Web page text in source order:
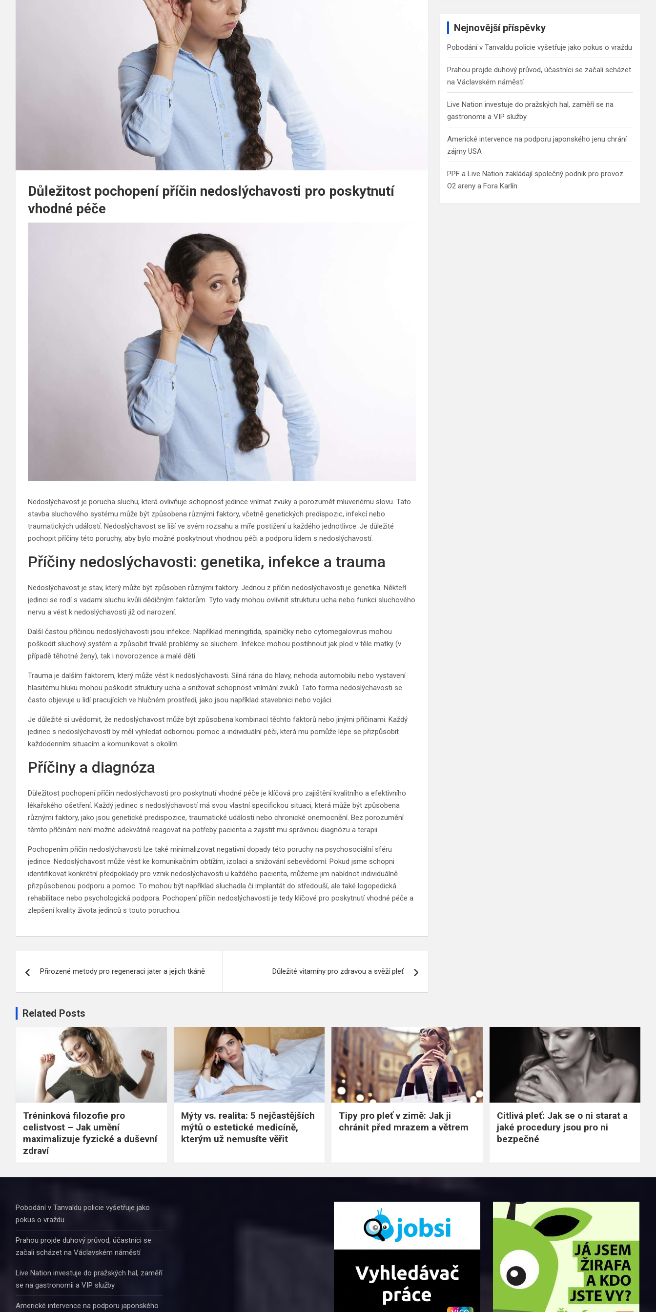
Důležitost pochopení příčin nedoslýchavosti pro poskytnutí
vhodné péče
Nedoslýchavost je porucha sluchu, která ovlivňuje schopnost jedince vnímat zvuky a porozumět mluvenému slovu. Tato
stavba sluchového systému může být způsobena různými faktory, včetně genetických predispozic, infekcí nebo
traumatických událostí. Nedoslýchavost se liší ve svém rozsahu a míře postižení u každého jednotlivce. Je důležité
pochopit příčiny této poruchy, aby bylo možné poskytnout vhodnou péči a podporu lidem s nedoslýchavostí.
Příčiny nedoslýchavosti: genetika, infekce a trauma
Nedoslýchavost je stav, který může být způsoben různými faktory. Jednou z příčin nedoslýchavosti je genetika. Někteří
jedinci se rodí s vadami sluchu kvůli dědičným faktorům. Tyto vady mohou ovlivnit strukturu ucha nebo funkci sluchového
nervu a vést k nedoslýchavosti již od narození.
Další častou příčinou nedoslýchavosti jsou infekce. Například meningitida, spalničky nebo cytomegalovirus mohou
poškodit sluchový systém a způsobit trvalé problémy se sluchem. Infekce mohou postihnout jak plod v těle matky (v
případě těhotné ženy), tak i novorozence a malé děti.
Trauma je dalším faktorem, který může vést k nedoslýchavosti. Silná rána do hlavy, nehoda automobilu nebo vystavení
hlasitému hluku mohou poškodit struktury ucha a snižovat schopnost vnímání zvuků. Tato forma nedoslýchavosti se
často objevuje u lidí pracujících ve hlučném prostředí, jako jsou například stavebnici nebo vojáci.
Je důležité si uvědomit, že nedoslýchavost může být způsobena kombinací těchto faktorů nebo jinými příčinami. Každý
jedinec s nedoslýchavostí by měl vyhledat odbornou pomoc a individuální péči, která mu pomůže lépe se přizpůsobit
každodenním situacím a komunikovat s okolím.
Příčiny a diagnóza
Důležitost pochopení příčin nedoslýchavosti pro poskytnutí vhodné péče je klíčová pro zajištění kvalitního a efektivního
lékařského ošetření. Každý jedinec s nedoslýchavostí má svou vlastní specifickou situaci, která může být způsobena
různými faktory, jako jsou genetické predispozice, traumatické události nebo chronické onemocnění. Bez porozumění
těmto příčinám není možné adekvátně reagovat na potřeby pacienta a zajistit mu správnou diagnózu a terapii.
Pochopením příčin nedoslýchavosti lze také minimalizovat negativní dopady této poruchy na psychosociální sféru
jedince. Nedoslýchavost může vést ke komunikačním obtížím, izolaci a snižování sebevědomí. Pokud jsme schopni
identifikovat konkrétní předpoklady pro vznik nedoslýchavosti u každého pacienta, můžeme jim nabídnot individuálně
přizpůsobenou podporu a pomoc. To mohou být například sluchadla či implantát do středouší, ale také logopedická
rehabilitace nebo psychologická podpora. Pochopení příčin nedoslýchavosti je tedy klíčové pro poskytnutí vhodné péče a
zlepšení kvality života jedinců s touto poruchou.
pro
Přirozené metody pro regeneraci jater a jejich tkáně Důležité vitamíny pro zdravou a svěží pleť
Nejnovější příspěvky
Pobodání v Tanvaldu policie vyšetřuje jako pokus o vraždu
Prahou projde duhový průvod, účastníci se začali scházet
na Václavském náměstí
Live Nation investuje do pražských hal, zaměří se na
gastronomii a VIP služby
Americké intervence na podporu japonského jenu chrání
zájmy USA
PPF a Live Nation zakládají společný podnik pro provoz
O2 areny a Fora Karlín
Related Posts
Tréninková filozofie pro
celistvost – Jak umění
maximalizuje fyzické a duševní
zdraví
Mýty vs. realita: 5 nejčastějších
mýtů o estetické medicíně,
kterým už nemusíte věřit
Tipy pro pleť v zimě: Jak ji
chránit před mrazem a větrem
Citlivá pleť: Jak se o ni starat a
jaké procedury jsou pro ni
bezpečné
Pobodání v Tanvaldu policie vyšetřuje jako
pokus o vraždu
Prahou projde duhový průvod, účastníci se
začali scházet na Václavském náměstí
Live Nation investuje do pražských hal, zaměří
se na gastronomii a VIP služby
Americké intervence na podporu japonského